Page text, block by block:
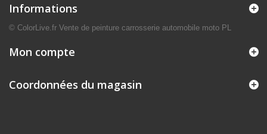
Informations
© ColorLive.fr Vente de peinture carrosserie automobile moto PL
Mon compte
Coordonnées du magasin